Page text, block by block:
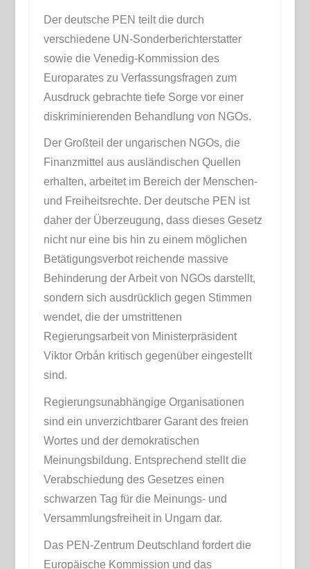
Der deutsche PEN teilt die durch
verschiedene UN-Sonderberichterstatter
sowie die Venedig-Kommission des
Europarates zu Verfassungsfragen zum
Ausdruck gebrachte tiefe Sorge vor einer
diskriminierenden Behandlung von NGOs.
Der Großteil der ungarischen NGOs, die
Finanzmittel aus ausländischen Quellen
erhalten, arbeitet im Bereich der Menschen-
und Freiheitsrechte. Der deutsche PEN ist
daher der Überzeugung, dass dieses Gesetz
nicht nur eine bis hin zu einem möglichen
Betätigungsverbot reichende massive
Behinderung der Arbeit von NGOs darstellt,
sondern sich ausdrücklich gegen Stimmen
wendet, die der umstrittenen
Regierungsarbeit von Ministerpräsident
Viktor Orbán kritisch gegenüber eingestellt
sind.
Regierungsunabhängige Organisationen
sind ein unverzichtbarer Garant des freien
Wortes und der demokratischen
Meinungsbildung. Entsprechend stellt die
Verabschiedung des Gesetzes einen
schwarzen Tag für die Meinungs- und
Versammlungsfreiheit in Ungarn dar.
Das PEN-Zentrum Deutschland fordert die
Europäische Kommission und das